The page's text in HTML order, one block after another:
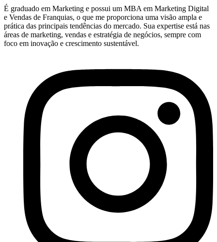
É graduado em Marketing e possui um MBA em Marketing Digital
e Vendas de Franquias, o que me proporciona uma visão ampla e
prática das principais tendências do mercado. Sua expertise está nas
áreas de marketing, vendas e estratégia de negócios, sempre com
foco em inovação e crescimento sustentável.